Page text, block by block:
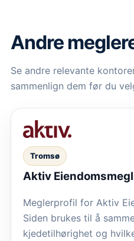
Andre
Se andre relevante
sammenlign dem før du
Tromsø
Aktiv
Meglerprofil for Aktiv
Siden brukes til å
kjedetilhørighet og